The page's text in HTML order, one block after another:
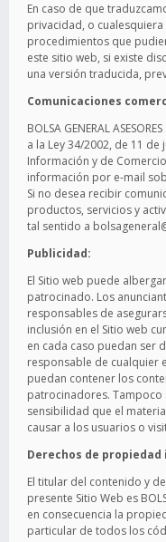
En caso de que
privacidad, o
procedimientos que
este sitio web, si existe
una versión traducida,
Comunicaciones
BOLSA GENERAL
a la Ley 34/2002, de 11
Información y de
información por e-mail
Si no desea recibir
productos, servicios y
tal sentido a
Publicidad:
El Sitio web puede
patrocinado. Los
responsables de
inclusión en el Sitio web
en cada caso puedan ser
responsable de cualquier
puedan contener los
patrocinadores. Tampoco
sensibilidad que el
causar a los usuarios o
Derechos de
El titular del contenido y
presente Sitio Web es
en consecuencia la
particular de todos los